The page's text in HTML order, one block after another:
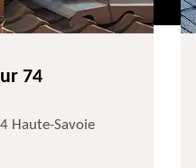
74
Haute-Savoie